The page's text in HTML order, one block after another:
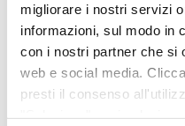
migliorare i nostri servizi
informazioni, sul modo in
con i nostri partner che si
web e social media.
presti il consenso
Dettagli
Data:
Dicembre 26, 2025
Ora:
21:00 - 22:45